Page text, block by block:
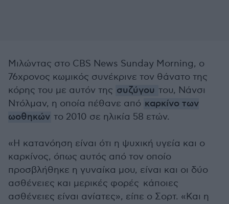
Μιλώντας στο CBS News Sunday Morning, ο
76χρονος κωμικός συνέκρινε τον θάνατο της
κόρης του με αυτόν της συζύγου του, Νάνσι
Ντόλμαν, η οποία πέθανε από καρκίνο των
ωοθηκών το 2010 σε ηλικία 58 ετών.
«Η κατανόηση είναι ότι η ψυχική υγεία και ο
καρκίνος, όπως αυτός από τον οποίο
προσβλήθηκε η γυναίκα μου, είναι και οι δύο
ασθένειες και μερικές φορές κάποιες
ασθένειες είναι ανίατες», είπε ο Σορτ. «Και η